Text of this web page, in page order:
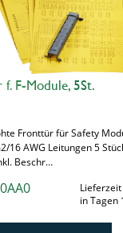
F-Module, 5St.
Fronttür für Safety
16 AWG Leitungen 5
Beschr…
Lieferzeit
in Tagen